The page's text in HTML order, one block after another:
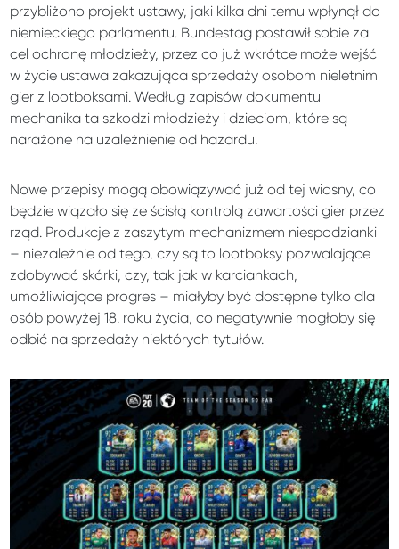
przybliżono projekt ustawy, jaki kilka dni temu wpłynął do
niemieckiego parlamentu. Bundestag postawił sobie za
cel ochronę młodzieży, przez co już wkrótce może wejść
w życie ustawa zakazująca sprzedaży osobom nieletnim
gier z lootboksami. Według zapisów dokumentu
mechanika ta szkodzi młodzieży i dzieciom, które są
narażone na uzależnienie od hazardu.
Nowe przepisy mogą obowiązywać już od tej wiosny, co
będzie wiązało się ze ścisłą kontrolą zawartości gier przez
rząd. Produkcje z zaszytym mechanizmem niespodzianki
– niezależnie od tego, czy są to lootboksy pozwalające
zdobywać skórki, czy, tak jak w karciankach,
umożliwiające progres – miałyby być dostępne tylko dla
osób powyżej 18. roku życia, co negatywnie mogłoby się
odbić na sprzedaży niektórych tytułów.